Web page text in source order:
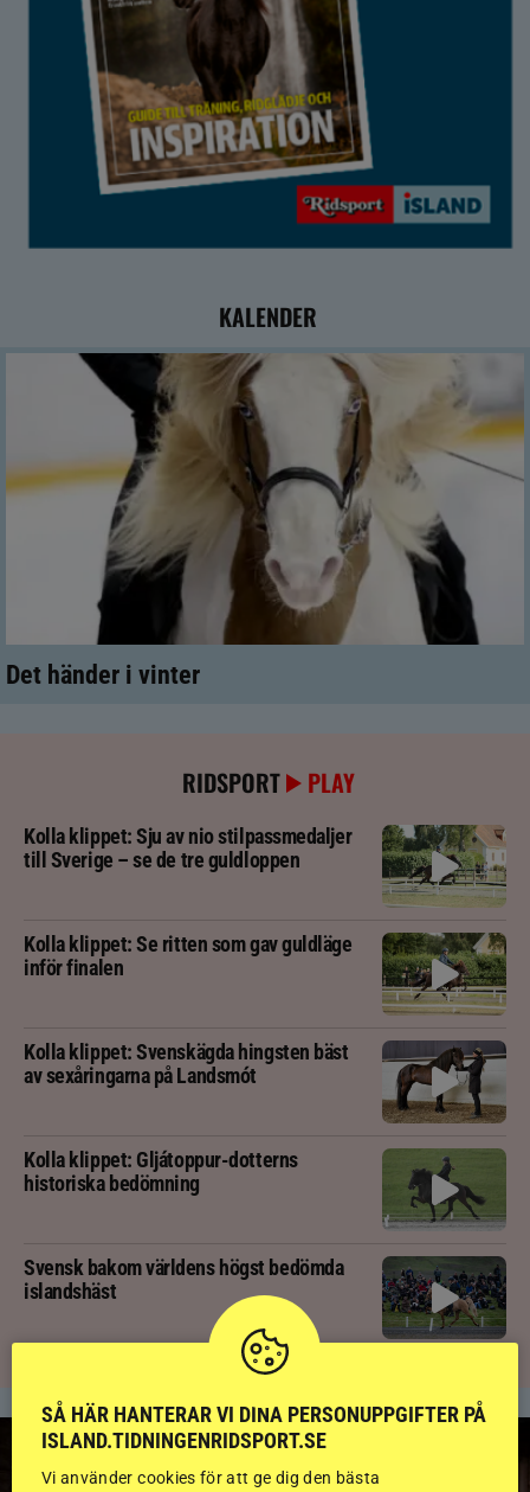
KALENDER
Det händer i vinter
RIDSPORT PLAY
Kolla klippet: Sju av nio stilpassmedaljer
till Sverige – se de tre guldloppen
Kolla klippet: Se ritten som gav guldläge
inför finalen
Kolla klippet: Svenskägda hingsten bäst
av sexåringarna på Landsmót
Kolla klippet: Gljátoppur-dotterns
historiska bedömning
Svensk bakom världens högst bedömda
islandshäst
SÅ HÄR HANTERAR VI DINA PERSONUPPGIFTER PÅ
ISLAND.TIDNINGENRIDSPORT.SE
Vi använder cookies för att ge dig den bästa